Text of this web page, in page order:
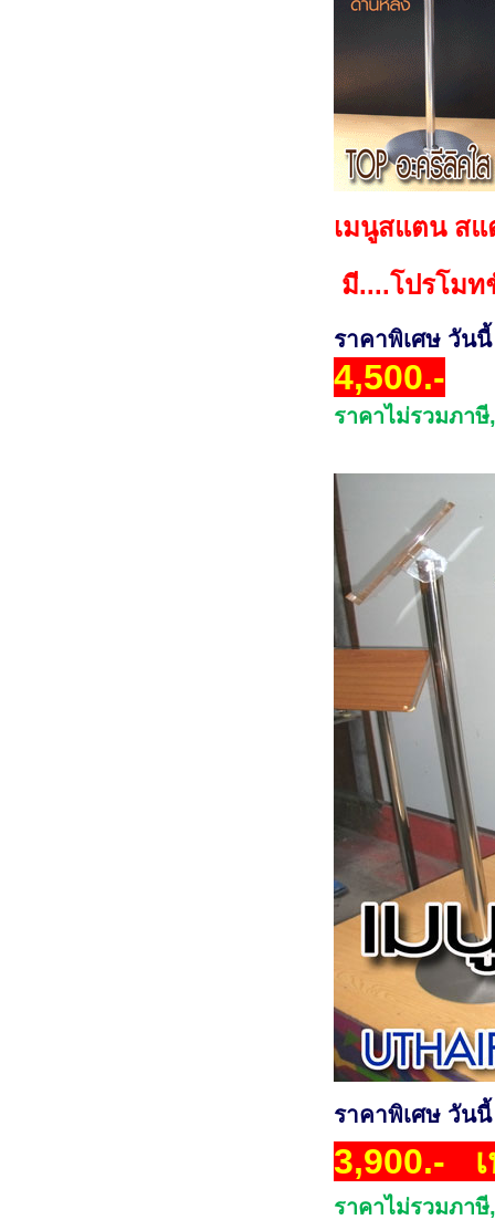
เมนูสแตน ส
มี....โปรโมท
ราคาพิเศษ วันนี้
4,500.-
ราคาไม่รวมภา
ราคาพิเศษ วันนี้
3,900.- เ
ราคาไม่รวมภา